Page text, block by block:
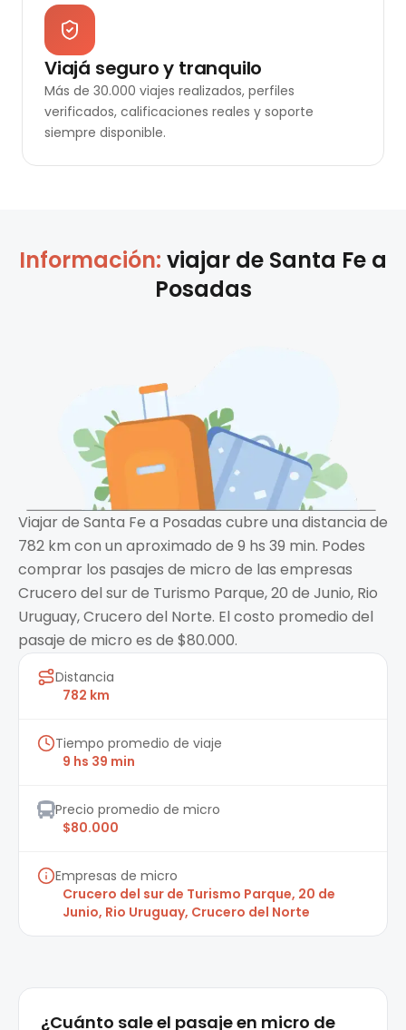
Viajá seguro y tranquilo
Más de 30.000 viajes realizados, perfiles
verificados, calificaciones reales y soporte
siempre disponible.
Información: viajar de Santa Fe a
Posadas
Viajar de Santa Fe a Posadas cubre una distancia de
782 km con un aproximado de 9 hs 39 min. Podes
comprar los pasajes de micro de las empresas
Crucero del sur de Turismo Parque, 20 de Junio, Rio
Uruguay, Crucero del Norte. El costo promedio del
pasaje de micro es de $80.000.
Distancia
782 km
Tiempo promedio de viaje
9 hs 39 min
Precio promedio de micro
$80.000
Empresas de micro
Crucero del sur de Turismo Parque, 20 de
Junio, Rio Uruguay, Crucero del Norte
¿Cuánto sale el pasaje en micro de